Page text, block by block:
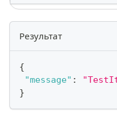
Результат
{
"message" :
}